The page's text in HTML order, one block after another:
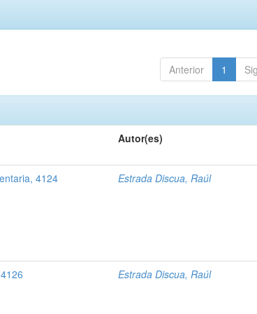
Anterior 1
Autor(es)
4124 Estrada Discua, Raúl
Estrada Discua, Raúl